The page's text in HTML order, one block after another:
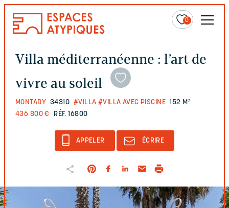
0
Villa méditerranéenne : l’art de
vivre au soleil
MONTADY 34310 #VILLA #VILLA AVEC PISCINE 152 M²
436 800 €
RÉF. 16800
APPELER ÉCRIRE